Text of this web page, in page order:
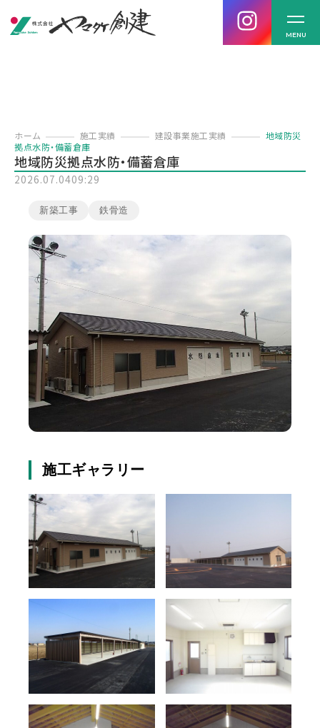
MENU
ホーム 施工実績 建設事業施工実績
地域防災
拠点水防・備蓄倉庫
地域防災拠点水防・備蓄倉庫
2026.07.0409:29
新築工事 鉄骨造
施工ギャラリー